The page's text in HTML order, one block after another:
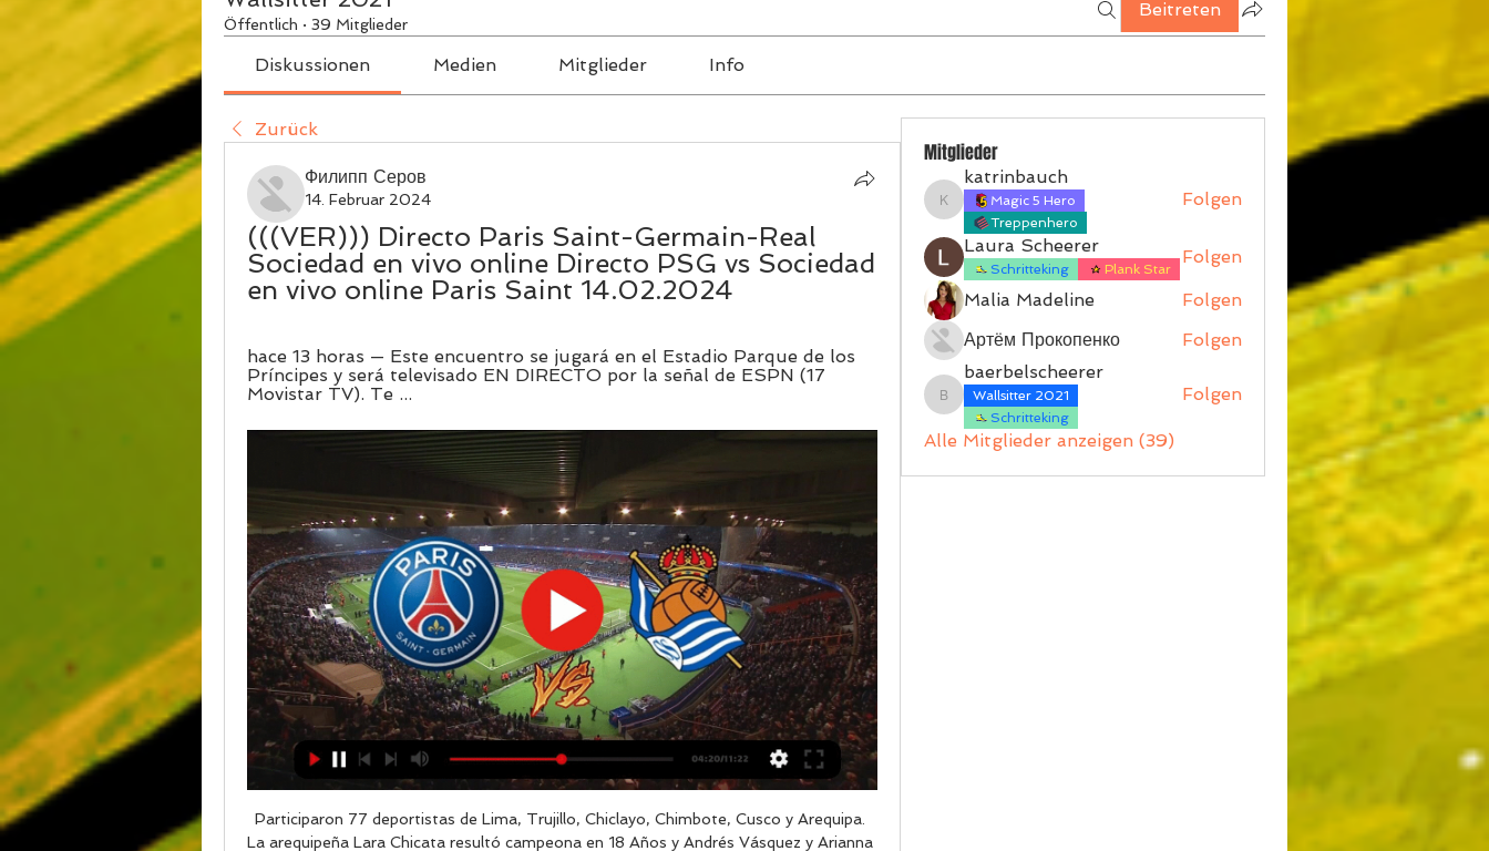
Öffentlich · 39 Mitglieder
Beitreten
Diskussionen Medien Mitglieder Info
Zurück
Филипп Серов
14. Februar 2024
(((VER))) Directo Paris Saint-Germain-Real
Sociedad en vivo online Directo PSG vs Sociedad
en vivo online Paris Saint 14.02.2024
hace 13 horas — Este encuentro se jugará en el Estadio Parque de los
Príncipes y será televisado EN DIRECTO por la señal de ESPN (17
Movistar TV). Te ...
Participaron 77 deportistas de Lima, Trujillo, Chiclayo, Chimbote, Cusco y Arequipa. La arequipeña Lara Chicata resultó campeona en 18 Años y Andrés Vásquez y Arianna Pepper quedaron finalistas, en tanto en la Categoría 14 Años resultó campeona la mistiana Romina Ccuno seguida de Dana Guzmán…

Hoy en vivo Técnico Universitario vs Universidad Católica a las 20:00 de Ecuador, en vivo desde el Estadio Bellavista de Ambato partido de la fecha 11 del Campeonato Ecuatoriano de Fútbol 2018.

Paris Saint-Germain v Real Sociedad | 14 de febrero de 2024 Últimas noticias, estadísticas y comentarios en directo sobre la reunión de EN VIVO ONLINE: PSG vs Real Sociedad · Paris Saint-Germain vs Real Sociedad.

John Carlin. 31/12/2006 - 00:00 CET. El tormento de Luque . Jordi Quixano.. 10 Avinyonet del Penedès: el misterio del pueblo que se hizo rico de golpe. Luque hubo de cambiar su preparación física para convertirse en el jugador más decisivo del Depor. El recogepelotas .

El juego Toros de Tijuana vs Acereros de Monclova por la Liga Mexicana de Béisbol 2015 es el día Martes 02 de Junio de 2015 a la hora 19:05. Toros de Tijuana

Ver Barcelona vs Inter de Milán en Rojadirecta GRATIS. Para ver totalmente gratis en vivo el partido Barcelona vs Inter de Milán a través de internet lo mejor es entrar en la web de Rojadirecta o en su defecto Tarjeta Roja TV, donde durante el evento se ofrecerán

El cotejo se disputará el domingo, a las 17.45, en el Monumental.. El mundialista Néstor Pitana arbitrará River ante Talleres y Fernando Echenique hará lo propio con Banfield frente a Boca, ambos el domingo próximo, por la quinta fecha de la Superliga, informó la Asociación del Fútbol Argentino.

Real Sociedad en vivo hoy Paris Sa | Restaurant Replicators hace 13 horas — Ver Paris Saint-Germain - Real Sociedad en vivo hoy Paris Saint-Germain vs. Real Sociedad (14 Feb., 2024 14 febrero 2024 1892.

yotepresto.com te ofrece los mejores préstamos en línea: las tasas más bajas, plazos fijos y sin enganche ni anticipos. Cotiza tu préstamo aquí, ¡es gratis!

Con variantes, pero con la fortaleza mental y futbolista de haber enderezado su campaña en condición de visitante en el Torneo Águila, va Deportivo Pereira este miércoles a Armenia en el cierre de una jornada más del Torneo de Ascenso en Colombia. El onceno matecaña dirigido por Hernán

Horóscopo - Tarot Antofagasta, Soy dueño de conocimientos ancestrales que pueden servirte para que salgas de cualquier clase de problemas, desde males. Avisos Clasificados Gratis en Chile Iniciar sesión

La fiesta de la Copa Libertadores 2019 está pactada. Este lunes se definieron las llaves del torneo continental en Luque, Paraguay, donde los equipos peruanos intentarán dar la sorpresa en un campeonato que desde hace mucho no ha visto a los clubes nacionales tomar cierto protagonismo.

Tours y Paquetes de Vacaciones en Puno y el Lago Titicaca. Puno es un destino ideal para los cultores del turismo vivencial, aficionados a la arqueología, admiradores de los monumenHome › Forums › Opinion › ~[Ao vivo Extremadura – Tenerife a transmissão ao VIVO ASSISTA ONLINE This topic contains 1 reply, has 2 voices, and was last updated by vilerogue 1 month, 1 week ago .

Si Argentina le gana a Brasil entonces con mucha mas razon Peru le ganara a Brasil, lo que ahora es enfrentar a Argentina, ahora lei por ahi que el equipo al que le ganamos Puerto tico mayores, este mismo equipo le gano a Argentina por un 3-1.

PSG-Real Sociedad – Champions League 23/24 – hace 14 horas — Este es el primer encuentro oficial entre el Paris Saint-Germain y la Real Sociedad. En directo online: PSG-Real Sociedad. Sigue en vivo y en ...

Ofertas de hoteles en La Paz: encuentra grandes ofertas a La Paz y reserva el hotel perfecto gracias a las 41,678 opiniones en TripAdvisor sobre hoteles en La Paz

Escucha y descarga los episodios de Podcast de radiofeyalegrianoticias gratis. Este miércoles el movimiento estudiantil del Zulia decidió realizar un plantón en varios lugares de Maracaibo, que tuvo como cierre la Av Milagro.... Programa: Podcast de radiofeyalegrianoticias. Canal: radiofeyalegrianoticias.

Las coplas son una forma poética de cuatro versos y están escritas en lenguaje coloquial , las coplas llaneras se inspiran en las bellezas y riquezas de la llanura, en los paisajes de los llanos orientales, En los esteros, en los palmares.

Hola Paisanos, y esto ya arranco, se nos vino la COPA MUSTANG I 2007.. y para aquellos que estan lejos de la tierrita por cortesia de nuestro amigo renzo morales, les dejamos la transmisión en línea del encuentro.. podemos estar comentando el partido aqui por el chat.(Deben hacer click en play para escuchar la transmisión)

PSG - Real Sociedad: horario y dónde ver en TV y 'online' hace 9 horas — El partido PSG - Real Sociedad, ida de los octavos de final de la Champions League 2023-24, se celebrará este miércoles, 14 de febrero, a las 21 ...

Los canales para seguir en vivo el Barcelona vs Sevilla. Santos vs Querétaro en VIVO: Horarios y canales por la jornada 16, Liga MX 2019.. Ernesto Valverde le cierra las puertas del Barcelona a Carlos Vela. Liga MX Pronósticos de la jornada 16 del Torneo Apertura 2019 en la Liga MX.

Independiente del Valle se clasificó a la final de la Sudamericana tras dejar en el camino a Corinthians. Antes había eliminado a Independiente (cuartos), Caracas (Venezuela), Universidad Católica de Chile (Segunda Fase) y Unión de Santa Fe (Primera Fase).

23:07 LA CRÓNICA | El Barça ya atisba el alirón. El conjunto azulgrana se impone a la Real Sociedad con goles de Lenglet y Jordi Alba. 23:04 El partido entre Barcelona y Real Sociedad nos deja la vuelta de Dembélé. El francés ha firmado un partido discreto en su vuelta al Camp Nou. En el

Consulta el horario del Colombia Vs Chile de hoy de clasificatorias para el Mundial 2018. Descubre como ver en vivo y en directo online el partido.

PSG vs Real Sociedad EN VIVO: ¿cómo ver transmisión hace 5 horas — No pierdas detalle del partido con el minuto a minuto y en directo online de VAVEL. 2:50hace 4 horas. Dónde y cómo ver PSG vs Real Sociedad ...

Guayaquil (Ecuador), 19 sep (EFE).- Emelec y El Nacional, con 33 puntos cada uno, Deportivo Cuenca, con 32, y Guayaquil Cit,y con 30, seguirán desde este viernes la puja por un billete a los "playoffs" o segunda etapa del campeonato ecuatoriano de fútbol. Emelec visitará al América de Quito

¿Por qué decir que me voy de España a Costa de Marfil provocó un ataque de ansiedad a mi madre, y que mis amigos contaran a sus familiares que se iban a Estados Unidos y a Bélgica causó alegría?

Directo Paris Saint-Germain Real Sociedad en vivo PSG vs Jackson Inventors Network. Public·12 members · Directo Paris Saint-Germain Real Sociedad en vivo PSG vs Real Sociedad EN VIVO y EN DIRECTO Octavos de ...

[EN DIRECTO>>>>] En vivo PSG Sociedad vídeo del hace 1 hora — [EN DIRECTO>>>>] En vivo PSG Sociedad vídeo del partido PSG VS REAL SOCIEDAD EN VIVO || CHAMPIONS LEAGUE 14 febrero 2024 El italiano Marco ...

Encontrá 4 Linea - Juegos de Mesa, Usado en Mercado Libre Argentina. Descubrí la mejor forma de comprar online. Ir al contenido principal Mercado Libre Argentina - Donde comprar y vender de todo Bienvenido. Ingresa a tu cuenta para ver tus compras, favoritos, etc.

Panamá igualó ante Árabe Unido en su último partido de preparación.. Orlando Mosquera en el arco, Benítez, Góndola, José Garibaldi e Iván Anderson en defensa. La línea de mediocampo estuvo compuesta por Carlos Harvey, Rolando Botello,. Plantel del Tauro …

Descripción de Programa Fuera de Linea. Radio YSKL. 20 Agosto 2018. Conducido por Raul Beltran Bonilla, Eugenio Calderon, Cristian Villalta, Tuty Santamaria y Carlos Aranzamendi.

Boca Juniors venció 2-0 a Patronato en la Superliga Argentina. mientras que Independiente y Newell's Old Boys debieron postergar su partido por la programación del 'Rojo' ante Independiente Santa Fe este martes por cuartos de final de Copa Sudamericana. Boca Juniors se impuso con autoridad por 0-2 ante Patronato, a domicilio en Paraná,.

Chile · Colombia · Peru · Mexico. Canal 5.. TV En Vivo Peru. Si la señal no está disponible en el país donde estás, puedes verla usando el plugin hola.org.

El Porto se clasificó este miércoles para los cuartos de final de la Champions League tras derrotar a la Roma por 3-1 gracias a un gol de penalti revisado por el VAR en la prórroga de Alex Telles que remontó el 2-1 encajado por el equipo portugués en la ida.

Estos conceptos cambian definitivamente con la publicación del Real Decreto 70/2019, de 15 de febrero 2019, que modifica el ROTT, quedándose el transporte ligero MDL solo para el realizado con vehículos de hasta 3500 Kg. de peso máximo y el transporte pesado MDP para el realizado con vehículos de más de 3,5 toneladas de MMA.

En directo PSG Real Sociedad vídeo del partido Ici c'est REA hace 11 horas — Hamari Traoré, durante un partido con el Rennes contra el PSG. Champions League Mallorca - Real Sociedad: resumen y resultado del ...

(Fútbol<<<) Paris Saint-Germain Real Sociedad en directo Rea hace 59 minutos — hace 2 horas — Sigue el partido de hoy en directo entre PSG vs R. Sociedad de Champions League 2023/2024. Con marcador, goles, jugadas y ...

1 Hummer H3 en Lo Barnechea desde $ 5.250.000. Encuentra la mas amplia gama de autos usados hummer h3 2006 barnechea. [hummer h3 4x4 automatico 3.5 2006, $ 14.990.000 - color:, 1cc, 5 puertas, tracción, tapiz: 0, techo: 0, aire acondicionado, alza vidrio delanteros, cierre centralizado. Hummer h3 au

En ZonaProp tenemos 3.329 departamentos con 4 ambientes en venta en Belgrano . Utilizá nuestros filtros de búsqueda y accedé a las mejores propiedades del país!

PSG - Real Sociedad: Horario, canal de televisión y dónde hace 8 horas — Consulta en qué canal seguir en directo en televisión y online el PSG-Real Sociedad, partido correspondiente a la ida de los octavos de ...

Leones Negros vs Venados. Resultado: Leones Negros vs Venados [Vídeo
Mitglieder
katrinbauch
katrinbauch
Magic 5 Hero
Treppenhero
Folgen
Laura Scheerer
Schritteking Plank Star
Folgen
Malia Madeline
Folgen
Артём Прокопенко
Folgen
baerbelscheerer
baerbelscheerer
Wallsitter 2021
Schritteking
Folgen
Alle Mitglieder anzeigen (39)